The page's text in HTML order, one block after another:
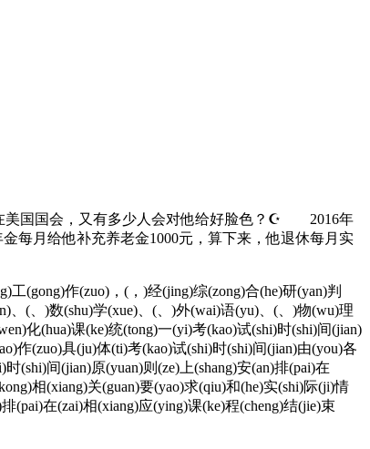
美国国会，又有多少人会对他给好脸色？☪ 2016年
每月给他补充养老金1000元，算下来，他退休每月实
(gong)作(zuo)，(，)经(jing)综(zong)合(he)研(yan)判
、(、)数(shu)学(xue)、(、)外(wai)语(yu)、(、)物(wu)理
化(hua)课(ke)统(tong)一(yi)考(kao)试(shi)时(shi)间(jian)
作(zuo)具(ju)体(ti)考(kao)试(shi)时(shi)间(jian)由(you)各
(shi)间(jian)原(yuan)则(ze)上(shang)安(an)排(pai)在
相(xiang)关(guan)要(yao)求(qiu)和(he)实(shi)际(ji)情
(pai)在(zai)相(xiang)应(ying)课(ke)程(cheng)结(jie)束